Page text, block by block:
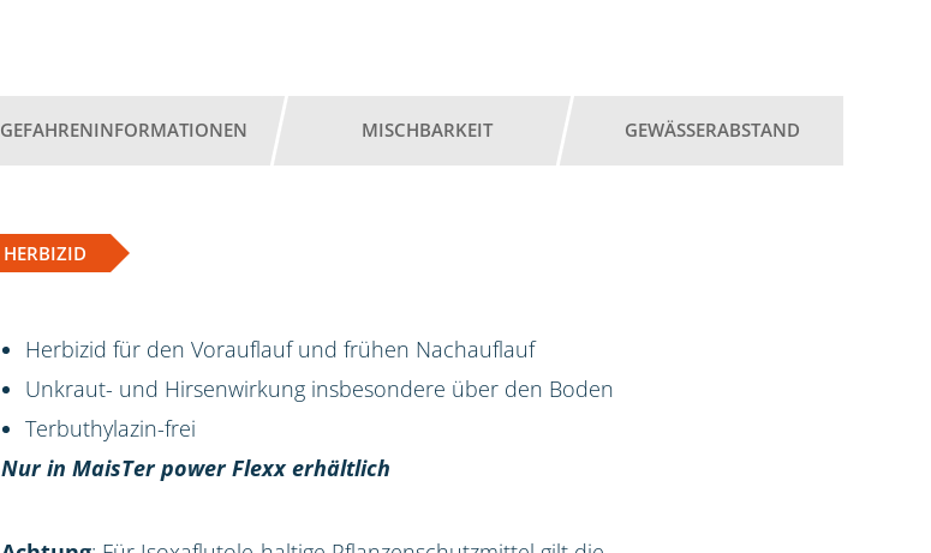
GEFAHRENINFORMATIONEN MISCHBARKEIT GEWÄSSERABSTAND
HERBIZID
Herbizid für den Vorauflauf und frühen Nachauflauf
Unkraut- und Hirsenwirkung insbesondere über den Boden
Terbuthylazin-frei
Nur in MaisTer power Flexx erhältlich